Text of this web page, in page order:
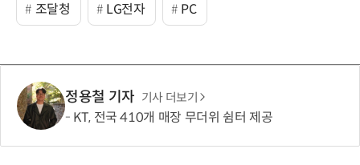
조달청 LG전자 PC
정용철 기자 기사 더보기
KT, 전국 410개 매장 무더위 쉼터 제공